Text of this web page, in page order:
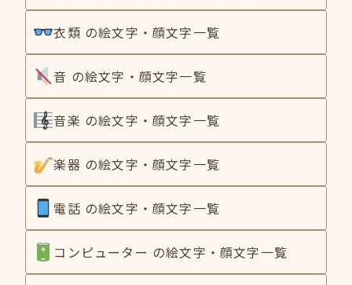
衣類 の絵文字・顔文字一覧
音 の絵文字・顔文字一覧
音楽 の絵文字・顔文字一覧
楽器 の絵文字・顔文字一覧
電話 の絵文字・顔文字一覧
コンピューター の絵文字・顔文字一覧